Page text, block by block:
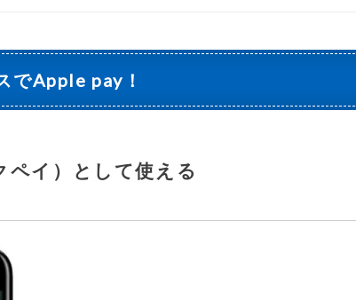
でApple pay！
ペイ）として使える